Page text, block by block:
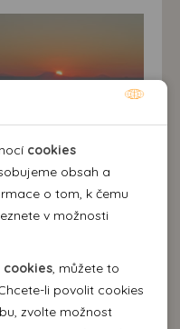
cookies
obsah a
o tom, k čemu
v možnosti
cookies , můžete to
Chcete-li povolit cookies
zvolte možnost
webová stránka
funkce jako navigace
webové stránky.
bez těchto
měřit návštěvnost